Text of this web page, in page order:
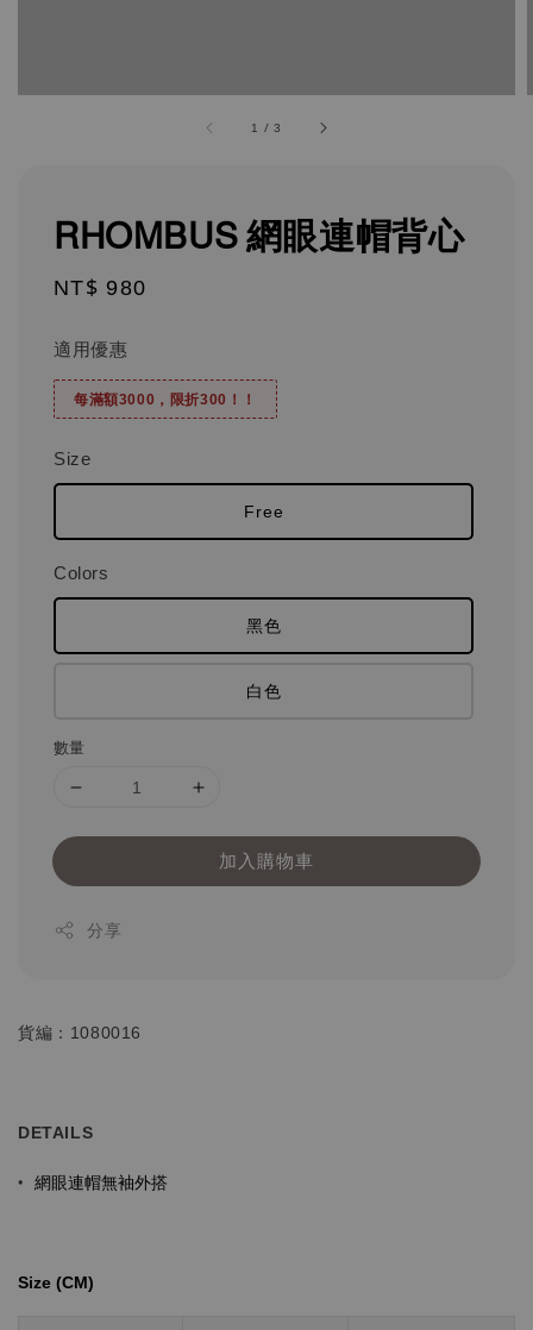
1 /3
RHOMBUS 網眼連帽背心
Regular
NT$ 980
適用優惠
每滿額3000，限折300！！
Size
Free
Colors
黑色
白色
數量
加入購物車
分享
貨編：1080016
DETAILS
• 網眼連帽無袖外搭
Size (CM)⁡⁡